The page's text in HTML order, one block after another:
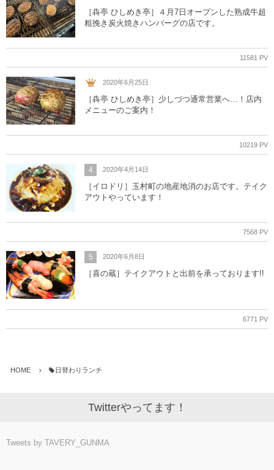
［犇亭 ひしめき亭］４月7日オープンした熟成牛超
粗挽き炭火焼きハンバーグの店です。
11581 PV
2020年6月25日
［犇亭 ひしめき亭］少しづつ通常営業へ…！店内
メニューのご案内！
10219 PV
4 2020年4月14日
［イロドリ］玉村町の地産地消のお店です。テイク
アウトやっています！
7568 PV
5 2020年6月8日
［喜の蔵］テイクアウトと出前を承っております!!
6771 PV
HOME 日替わりランチ
Twitterやってます！
Tweets by TAVERY_GUNMA